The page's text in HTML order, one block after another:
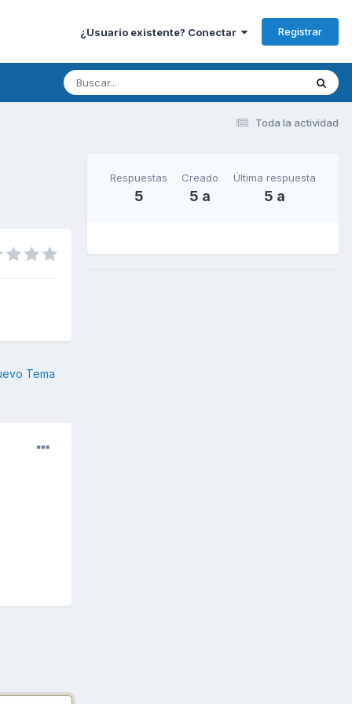
¿Usuario existente? Conectar Registrar
Toda la actividad
Tema
Respuestas
5
Creado
5 a
Última respuesta
5 a